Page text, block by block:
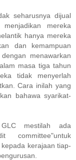
seharusnya dijual
mereka
hanya mereka
dan kemampuan
menawarkan
masa tiga tahun
tidak menyerlah
Cara inilah yang
bahawa syarikat-
mestilah ada
committee"untuk
kerajaan tiap-